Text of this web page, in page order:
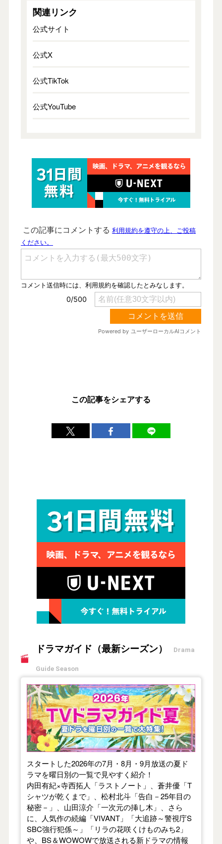
関連リンク
公式サイト
公式X
公式TikTok
公式YouTube
この記事をシェアする
ドラマガイド（最新シーズン） Drama
Guide Season
【2026年夏】TVドラマガイド
スタートした2026年の7月・8月・9月放送の夏ド
ラマを曜日別の一覧で見やすく紹介！
内田有紀×寺西拓人「ラストノート」、蒼井優「T
シャツが乾くまで」、松村北斗「告白－25年目の
秘密－」、山田涼介「一次元の挿し木」、さら
に、人気作の続編「VIVANT」「大追跡～警視庁S
SBC強行犯係～」「リラの花咲くけものみち2」
や、BS＆WOWOWで放送される新ドラマの情報